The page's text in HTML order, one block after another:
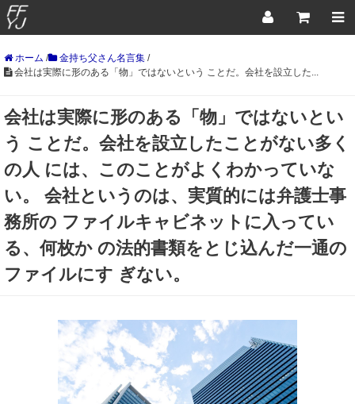
ホーム / 金持ち父さん名言集 /
会社は実際に形のある「物」ではないという ことだ。会社を設立した...
会社は実際に形のある「物」ではないとい
う ことだ。会社を設立したことがない多く
の人 には、このことがよくわかっていな
い。 会社というのは、実質的には弁護士事
務所の ファイルキャビネットに入ってい
る、何枚か の法的書類をとじ込んだ一通の
ファイルにす ぎない。